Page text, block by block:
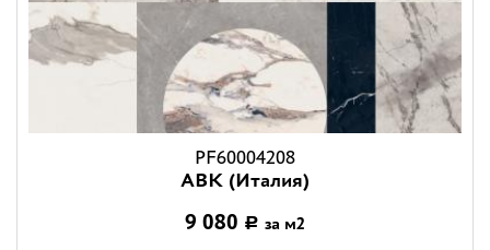
PF60004208
ABK (Италия)
9 080 Р за м2